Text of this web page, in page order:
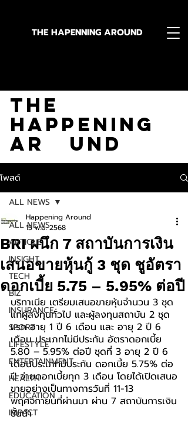
THE HAPENNING AROUND
The
Happening
Ar und
โพสต์
ALL NEWS
ARTICLE
INSIGHT
TECH
BIZ
INSURANCE
SPORT
LIFESTYLE
ENTERTAINMENT
HEALTH
EDUCATION
IMPACT
ALL NEWS
BRI ผนึก 7 สถาบันการเงิน
เสนอขายหุ้นกู้ 3 ชุด ชูอัตรา
ดอกเบี้ย 5.75 – 5.95% ต่อปี
Happening Around
15 พ.ย. 2568
บริทาเนีย เตรียมเสนอขายหุ้นจำนวน 3 ชุด
แก่ผู้ลงทุนทั่วไป และผู้ลงทุนสถาบัน 2 ชุด
แรก อายุ 1 ปี 6 เดือน และ อายุ 2 ปี 6
เดือน ประเภทไม่มีประกัน อัตราดอกเบี้ย
5.80 – 5.95% ต่อปี ชุดที่ 3 อายุ 2 ปี 6
เดือนประเภทมีประกัน ดอกเบี้ย 5.75% ต่อ
ปี จ่ายดอกเบี้ยทุก 3 เดือน โดยได้เปิดเสนอ
ขายอย่างเป็นทางการวันที่ 11-13
พฤศจิกายนที่ผ่านมา ผ่าน 7 สถาบันการเงิน
ชั้นนำ